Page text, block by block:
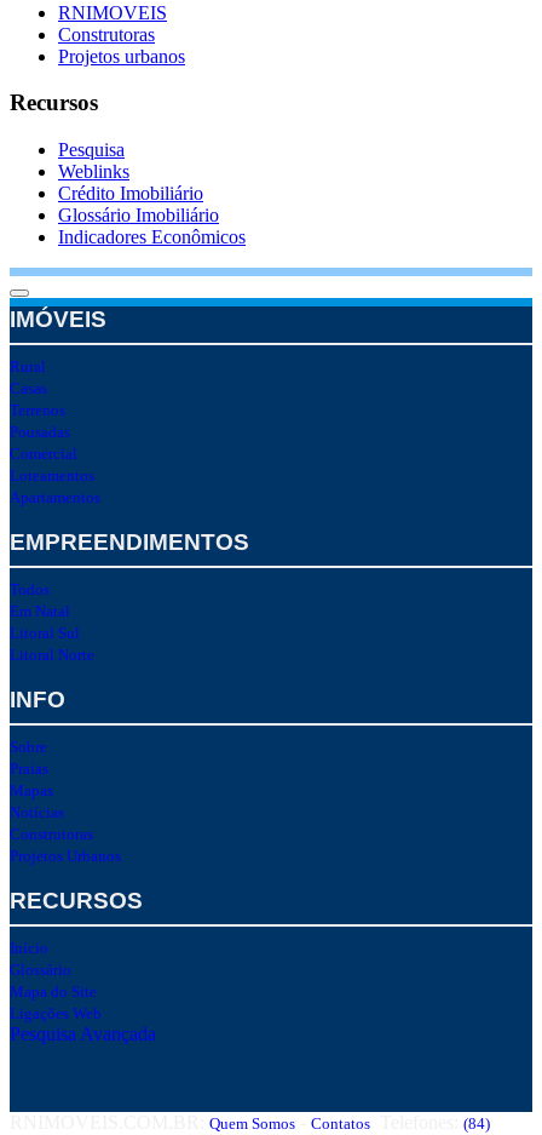
RNIMOVEIS
Construtoras
Projetos urbanos
Recursos
Pesquisa
Weblinks
Crédito Imobiliário
Glossário Imobiliário
Indicadores Econômicos
IMÓVEIS
Rural
Casas
Terrenos
Pousadas
Comercial
Loteamentos
Apartamentos
EMPREENDIMENTOS
Todos
Em Natal
Litoral Sul
Litoral Norte
INFO
Sobre
Praias
Mapas
Notícias
Construtoras
Projetos Urbanos
RECURSOS
Início
Glossário
Mapa do Site
Ligações Web
Pesquisa Avançada
Quem Somos Contatos (84)